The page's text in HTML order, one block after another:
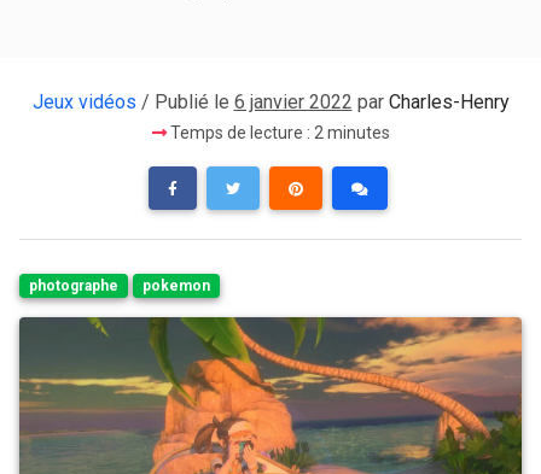
Jeux vidéos / Publié le 6 janvier 2022 par Charles-Henry
Temps de lecture : 2 minutes
photographe pokemon